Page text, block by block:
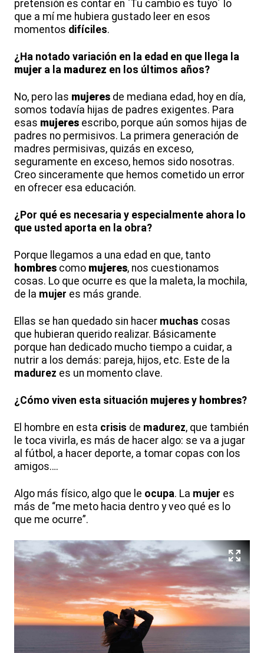
pretensión es contar en `Tu cambio es tuyo´ lo
que a mí me hubiera gustado leer en esos
momentos difíciles.
¿Ha notado variación en la edad en que llega la
mujer a la madurez en los últimos años?
No, pero las mujeres de mediana edad, hoy en día,
somos todavía hijas de padres exigentes. Para
esas mujeres escribo, porque aún somos hijas de
padres no permisivos. La primera generación de
madres permisivas, quizás en exceso,
seguramente en exceso, hemos sido nosotras.
Creo sinceramente que hemos cometido un error
en ofrecer esa educación.
¿Por qué es necesaria y especialmente ahora lo
que usted aporta en la obra?
Porque llegamos a una edad en que, tanto
hombres como mujeres, nos cuestionamos
cosas. Lo que ocurre es que la maleta, la mochila,
de la mujer es más grande.
Ellas se han quedado sin hacer muchas cosas
que hubieran querido realizar. Básicamente
porque han dedicado mucho tiempo a cuidar, a
nutrir a los demás: pareja, hijos, etc. Este de la
madurez es un momento clave.
¿Cómo viven esta situación mujeres y hombres?
El hombre en esta crisis de madurez, que también
le toca vivirla, es más de hacer algo: se va a jugar
al fútbol, a hacer deporte, a tomar copas con los
amigos….
Algo más físico, algo que le ocupa. La mujer es
más de “me meto hacia dentro y veo qué es lo
que me ocurre”.